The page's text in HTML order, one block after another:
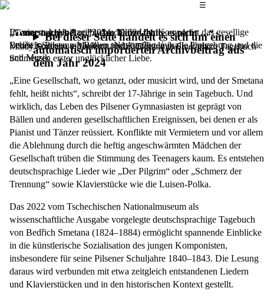
Das
☰
Bei dieser Seite handelt es sich um einen
automatisch importierten Archivbeitrag aus
dem Jahr 2024
„Tanec nechyběl …“/„Am Tanze fehlte es nicht …“
Mladý Smetana v deníku a hudbě/Der junge Smetana in Tagebuch
und Musik
In seinem Jugendtagebuch schildert der Komponist das gesellige
Leben in Pilsen mit Bällen und Ausflügen in die Umgebung und die
Schmerzen erster unglücklicher Liebe.
„Eine Gesellschaft, wo getanzt, oder musicirt wird, und der Smetana
fehlt, heißt nichts“, schreibt der 17-Jährige in sein Tagebuch. Und
wirklich, das Leben des Pilsener Gymnasiasten ist geprägt von
Bällen und anderen gesellschaftlichen Ereignissen, bei denen er als
Pianist und Tänzer reüssiert. Konflikte mit Vermietern und vor allem
die Ablehnung durch die heftig angeschwärmten Mädchen der
Gesellschaft trüben die Stimmung des Teenagers kaum. Es entstehen
deutschsprachige Lieder wie „Der Pilgrim“ oder „Schmerz der
Trennung“ sowie Klavierstücke wie die Luisen-Polka.
Das 2022 vom Tschechischen Nationalmuseum als
wissenschaftliche Ausgabe vorgelegte deutschsprachige Tagebuch
von Bedřich Smetana (1824–1884) ermöglicht spannende Einblicke
in die künstlerische Sozialisation des jungen Komponisten,
insbesondere für seine Pilsener Schuljahre 1840–1843. Die Lesung
daraus wird verbunden mit etwa zeitgleich entstandenen Liedern
und Klavierstücken und in den historischen Kontext gestellt.
Donnerstag, 11. April 2024,19.00 Uhr
Bedřich-Smetana-Museum, Novotného lávka 1, Praha